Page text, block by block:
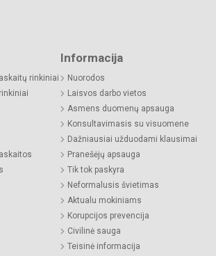
rinkiniai
Informacija
Nuorodos
Laisvos darbo vietos
Asmens duomenų apsauga
Konsultavimasis su visuomene
Dažniausiai užduodami klausimai
Pranešėjų apsauga
Tik tok paskyra
Neformalusis švietimas
Aktualu mokiniams
Korupcijos prevencija
Civilinė sauga
Teisinė informacija